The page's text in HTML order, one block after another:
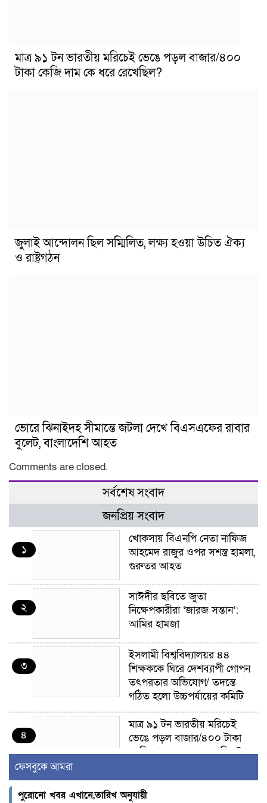
মাত্র ৯১ টন ভারতীয় মরিচেই ভেঙে পড়ল বাজার/৪০০
টাকা কেজি দাম কে ধরে রেখেছিল?
জুলাই আন্দোলন ছিল সম্মিলিত, লক্ষ্য হওয়া উচিত ঐক্য
ও রাষ্ট্রগঠন
ভোরে ঝিনাইদহ সীমান্তে জটলা দেখে বিএসএফের রাবার
বুলেট, বাংলাদেশি আহত
Comments are closed.
সর্বশেষ সংবাদ
জনপ্রিয় সংবাদ
১
খোকসায় বিএনপি নেতা নাফিজ
আহমেদ রাজুর ওপর সশস্ত্র হামলা,
গুরুতর আহত
২
সাঈদীর ছবিতে জুতা
নিক্ষেপকারীরা ‘জারজ সন্তান’:
আমির হামজা
৩
ইসলামী বিশ্ববিদ্যালয়র ৪৪
শিক্ষককে ঘিরে দেশব্যাপী গোপন
তৎপরতার অভিযোগ/ তদন্তে
গঠিত হলো উচ্চপর্যায়ের কমিটি
৪
মাত্র ৯১ টন ভারতীয় মরিচেই
ভেঙে পড়ল বাজার/৪০০ টাকা
কেজি দাম কে ধরে রেখেছিল?
৫
জুলাই আন্দোলন ছিল সম্মিলিত,
লক্ষ্য হওয়া উচিত ঐক্য ও
ফেসবুকে আমরা
পুরোনো খবর এখানে,তারিখ অনুযায়ী